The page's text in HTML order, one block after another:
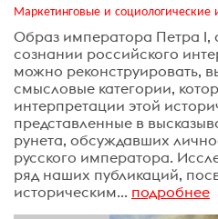
Маркетинговые и социологические
Образ императора Петра I,
сознании российского
можно реконструировать,
смысловые категории,
интерпретации этой
представленные в
рунета, обсуждавших
русского императора.
ряд наших публикаций,
историческим... подробнее